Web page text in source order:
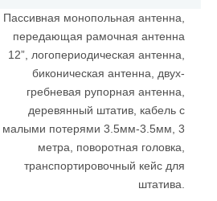
Пассивная монопольная антенна,
передающая рамочная антенна
12”, логопериодическая антенна,
биконическая антенна, двух-
гребневая рупорная антенна,
деревянный штатив, кабель с
малыми потерями 3.5мм-3.5мм, 3
метра, поворотная головка,
транспортировочный кейс для
штатива.